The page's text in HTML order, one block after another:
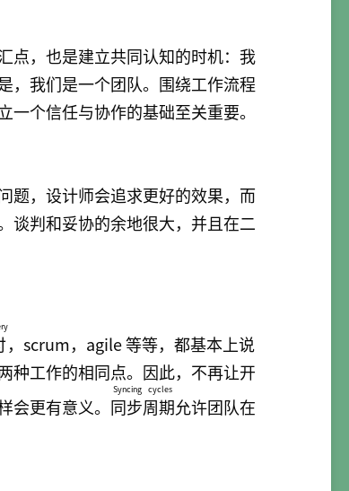
点，也是建立共同认知的时机：我
，我们是一个团队。围绕工作流程
个信任与协作的基础至关重要。
题，设计师会追求更好的效果，而
谈判和妥协的余地很大，并且在二
，scrum，agile 等等，都基本上说
种工作的相同点。因此，不再让开
更有意义。 同步周期
Syncing cycles
允许团队在